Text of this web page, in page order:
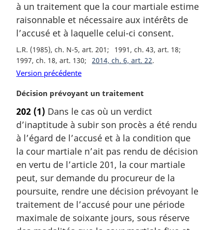
i
n
a
e
:
à un traitement que la cour martiale estime
raisonnable et nécessaire aux intérêts de
l’accusé et à laquelle celui-ci consent.
L.R. (1985), ch. N-5, art. 201
1991, ch. 43, art. 18
1997, ch. 18, art. 130
2014, ch. 6, art. 22
Version précédente
N
t
e
m
a
g
i
n
a
e
Décision prévoyant un traitement
202 (1) Dans le cas où un verdict
d’inaptitude à subir son procès a été rendu
à l’égard de l’accusé et à la condition que
la cour martiale n’ait pas rendu de décision
en vertu de l’article 201, la cour martiale
peut, sur demande du procureur de la
poursuite, rendre une décision prévoyant le
traitement de l’accusé pour une période
maximale de soixante jours, sous réserve